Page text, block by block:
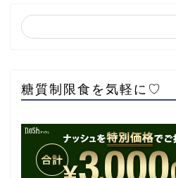
糖質制限食を気軽に♡